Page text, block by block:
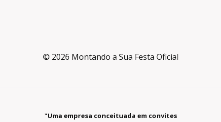
© 2026 Montando a Sua Festa Oficial
"Uma empresa conceituada em convites